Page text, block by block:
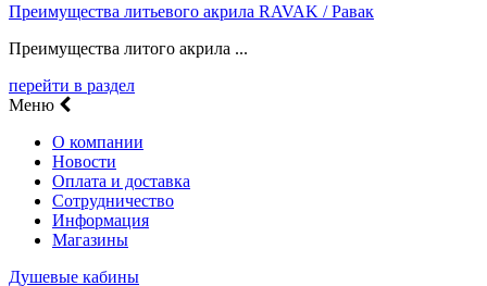
Преимущества литьевого акрила RAVAK / Равак
Преимущества литого акрила ...
перейти в раздел
Меню
О компании
Новости
Оплата и доставка
Сотрудничество
Информация
Магазины
Душевые кабины